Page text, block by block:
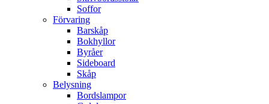
Soffor
Förvaring
Barskåp
Bokhyllor
Byråer
Sideboard
Skåp
Belysning
Bordslampor